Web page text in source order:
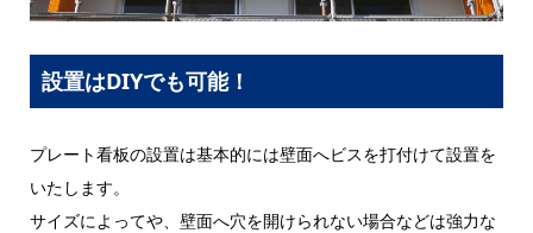
設置はDIYでも可能！
プレート看板の設置は基本的には壁面へビスを打付けて設置を
いたします。
サイズによってや、壁面へ穴を開けられない場合などは強力な